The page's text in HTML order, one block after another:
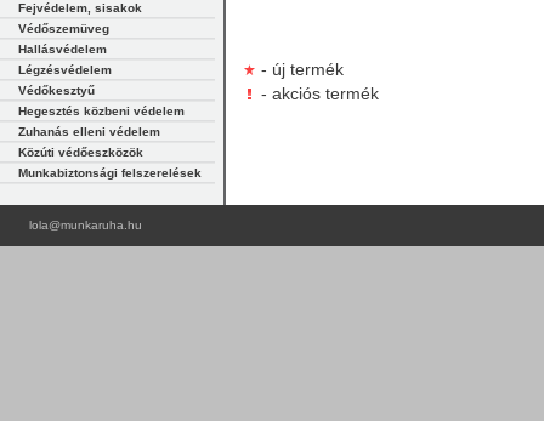
Fejvédelem, sisakok
Védőszemüveg
Hallásvédelem
Légzésvédelem
Védőkesztyű
Hegesztés közbeni védelem
Zuhanás elleni védelem
Közúti védőeszközök
Munkabiztonsági felszerelések
- új termék
- akciós termék
lola@munkaruha.hu